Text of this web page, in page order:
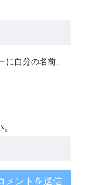
自分の名前、